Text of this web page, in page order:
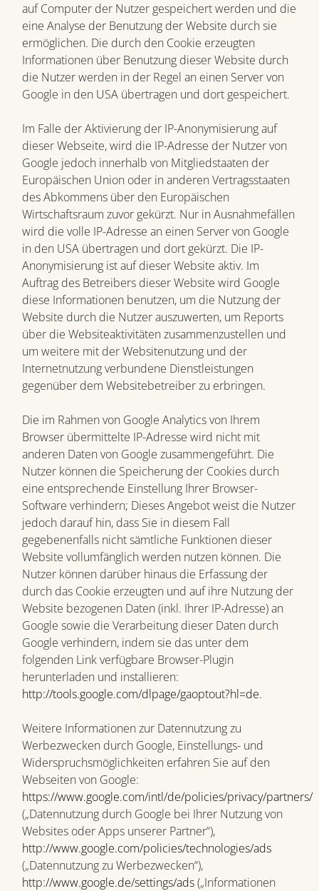
auf Computer der Nutzer gespeichert werden und die
eine Analyse der Benutzung der Website durch sie
ermöglichen. Die durch den Cookie erzeugten
Informationen über Benutzung dieser Website durch
die Nutzer werden in der Regel an einen Server von
Google in den USA übertragen und dort gespeichert.
Im Falle der Aktivierung der IP-Anonymisierung auf
dieser Webseite, wird die IP-Adresse der Nutzer von
Google jedoch innerhalb von Mitgliedstaaten der
Europäischen Union oder in anderen Vertragsstaaten
des Abkommens über den Europäischen
Wirtschaftsraum zuvor gekürzt. Nur in Ausnahmefällen
wird die volle IP-Adresse an einen Server von Google
in den USA übertragen und dort gekürzt. Die IP-
Anonymisierung ist auf dieser Website aktiv. Im
Auftrag des Betreibers dieser Website wird Google
diese Informationen benutzen, um die Nutzung der
Website durch die Nutzer auszuwerten, um Reports
über die Websiteaktivitäten zusammenzustellen und
um weitere mit der Websitenutzung und der
Internetnutzung verbundene Dienstleistungen
gegenüber dem Websitebetreiber zu erbringen.
Die im Rahmen von Google Analytics von Ihrem
Browser übermittelte IP-Adresse wird nicht mit
anderen Daten von Google zusammengeführt. Die
Nutzer können die Speicherung der Cookies durch
eine entsprechende Einstellung Ihrer Browser-
Software verhindern; Dieses Angebot weist die Nutzer
jedoch darauf hin, dass Sie in diesem Fall
gegebenenfalls nicht sämtliche Funktionen dieser
Website vollumfänglich werden nutzen können. Die
Nutzer können darüber hinaus die Erfassung der
durch das Cookie erzeugten und auf ihre Nutzung der
Website bezogenen Daten (inkl. Ihrer IP-Adresse) an
Google sowie die Verarbeitung dieser Daten durch
Google verhindern, indem sie das unter dem
folgenden Link verfügbare Browser-Plugin
herunterladen und installieren:
http://tools.google.com/dlpage/gaoptout?hl=de.
Weitere Informationen zur Datennutzung zu
Werbezwecken durch Google, Einstellungs- und
Widerspruchsmöglichkeiten erfahren Sie auf den
Webseiten von Google:
https://www.google.com/intl/de/policies/privacy/partners/
(„Datennutzung durch Google bei Ihrer Nutzung von
Websites oder Apps unserer Partner“),
http://www.google.com/policies/technologies/ads
(„Datennutzung zu Werbezwecken“),
http://www.google.de/settings/ads(„Informationen